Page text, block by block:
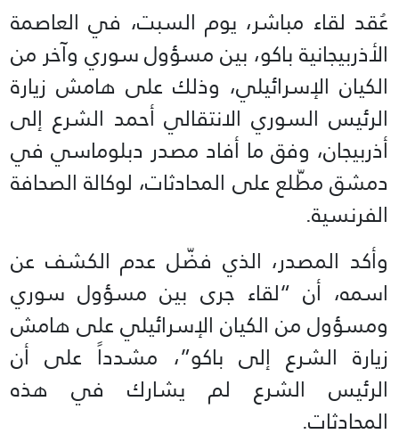
عُقد لقاء مباشر، يوم السبت، في العاصمة
الأذربيجانية باكو، بين مسؤول سوري وآخر من
الكيان الإسرائيلي، وذلك على هامش زيارة
الرئيس السوري الانتقالي أحمد الشرع إلى
أذربيجان، وفق ما أفاد مصدر دبلوماسي في
دمشق مطّلع على المحادثات، لوكالة الصحافة
الفرنسية.
وأكد المصدر، الذي فضّل عدم الكشف عن
اسمه، أن “لقاء جرى بين مسؤول سوري
ومسؤول من الكيان الإسرائيلي على هامش
زيارة الشرع إلى باكو”، مشدداً على أن
الرئيس الشرع لم يشارك في هذه
المحادثات.